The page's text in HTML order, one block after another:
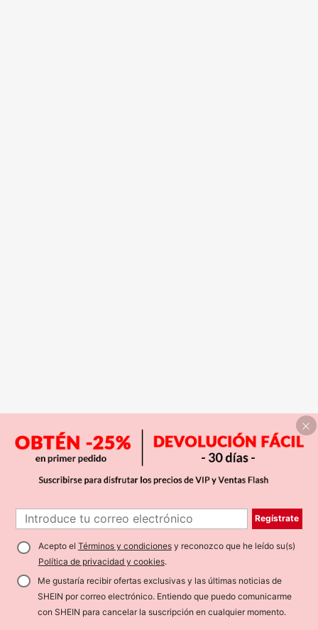
Regístrate
Acepto el Términos y condicionesy reconozco que he leído su(s)
Política de privacidad y cookies.
Me gustaría recibir ofertas exclusivas y las últimas noticias de
SHEIN por correo electrónico. Entiendo que puedo comunicarme
con SHEIN para cancelar la suscripción en cualquier momento.